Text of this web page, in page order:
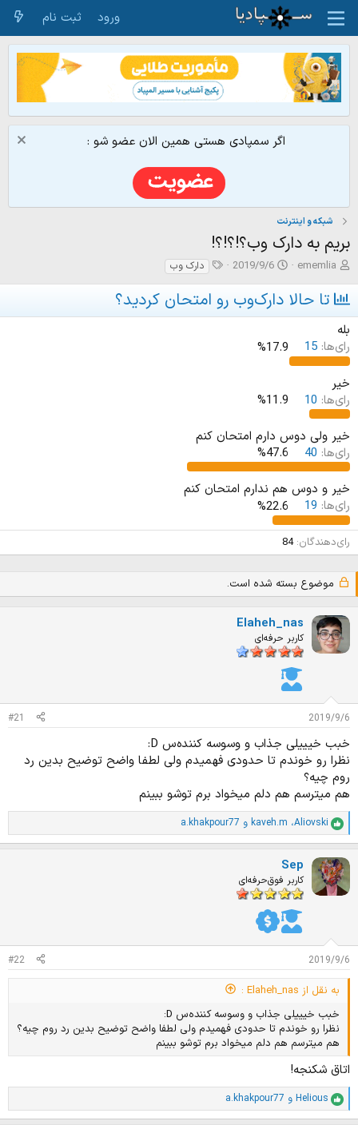
ورود ثبت نام
اگر سمپادی هستی همین الان عضو شو :
شبکه و اینترنت
بریم به دارک وب؟!؟!؟!
ش
و
ع
ن
د
ه
م
و
ض
و
ع
ememlia
ت
ر
ی
ر
2019/9/6
ت
ه
ا
دارک وب
تا حالا دارک‌وب رو امتحان کردید؟
بله
رای‌ها:
17.9%
خیر
رای‌ها:
11.9%
خیر ولی دوس دارم امتحان کنم
رای‌ها:
47.6%
خیر و دوس هم ندارم امتحان کنم
رای‌ها:
22.6%
رای‌دهندگان 84
موضوع بسته شده است.
Elaheh_nas
کاربر حرفه‌ای
2019/9/6
#21
خبب خیییلی جذاب و وسوسه کننده‌س D:
نظرا رو خوندم تا حدودی فهمیدم ولی لطفا واضح توضیح بدین رد
روم چیه؟
هم میترسم هم دلم میخواد برم توشو ببینم
ا
م
ی
ا
ز
Aliovski، kaveh.m و a.khakpour77
Sep
کاربر فوق‌حرفه‌ای
2019/9/6
#22
به نقل از Elaheh_nas :
خبب خیییلی جذاب و وسوسه کننده‌س D:
نظرا رو خوندم تا حدودی فهمیدم ولی لطفا واضح توضیح بدین رد روم چیه؟
هم میترسم هم دلم میخواد برم توشو ببینم
اتاق شکنجه!
ا
م
Helious و a.khakpour77